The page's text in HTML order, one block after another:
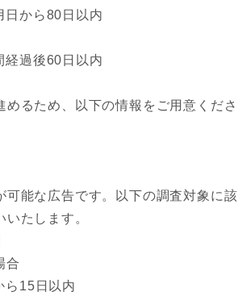
日から80日以内
経過後60日以内
るため、以下の情報をご用意くださ
可能な広告です。以下の調査対象に
たします。
合
ら15日以内